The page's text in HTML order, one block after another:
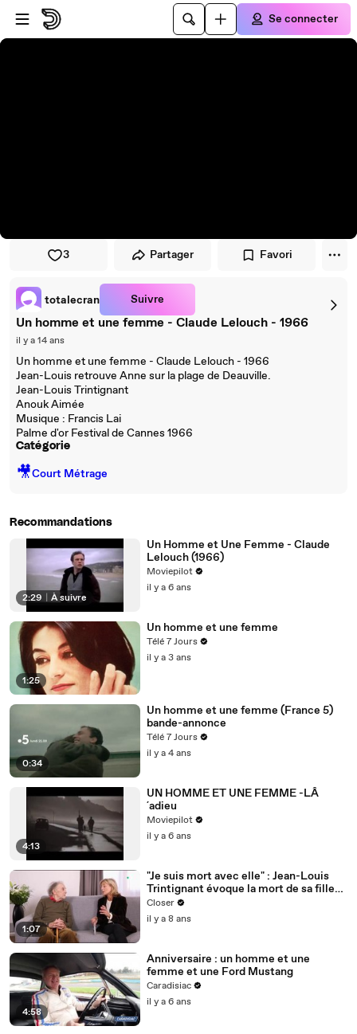
Passer au player
Passer au contenu principal
Se connecter
3 Partager Favori
totalecran Suivre
Un homme et une femme - Claude Lelouch - 1966
il y a 14 ans
Un homme et une femme - Claude Lelouch - 1966
Jean-Louis retrouve Anne sur la plage de Deauville.
Jean-Louis Trintignant
Anouk Aimée
Musique : Francis Lai
Palme d'or Festival de Cannes 1966
Catégorie
🎥Court Métrage
Recommandations
2:29 À suivre
Un Homme et Une Femme - Claude
Lelouch (1966)
Moviepilot
il y a 6 ans
1:25
Un homme et une femme
Télé 7 Jours
il y a 3 ans
0:34
Un homme et une femme (France 5)
bande-annonce
Télé 7 Jours
il y a 4 ans
4:13
UN HOMME ET UNE FEMME -LÂ
´adieu
Moviepilot
il y a 6 ans
1:07
"Je suis mort avec elle" : Jean-Louis
Trintignant évoque la mort de sa fille
Marie
Closer
il y a 8 ans
4:58
Anniversaire : un homme et une
femme et une Ford Mustang
Caradisiac
il y a 6 ans